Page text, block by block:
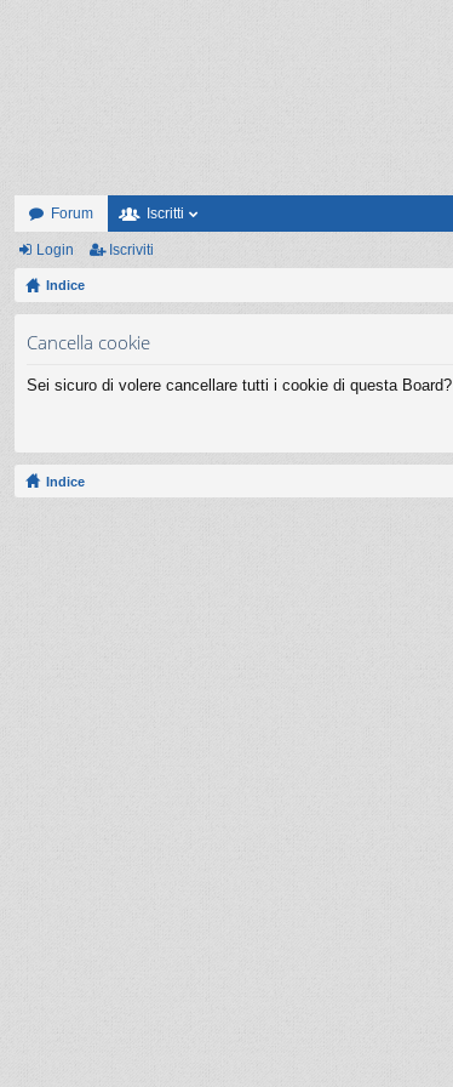
Forum Iscritti
Login Iscriviti
Indice
Cancella cookie
Sei sicuro di volere cancellare tutti i cookie di questa Board?
Indice